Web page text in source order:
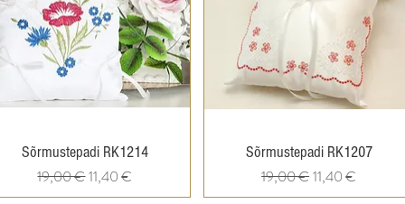
Quick View
Sõrmustepadi RK1214
Regular Price
19,00 €Sale Price
11,40 €
Quick View
Sõrmustepadi RK1207
Regular Price
19,00 €Sale Price
11,40 €